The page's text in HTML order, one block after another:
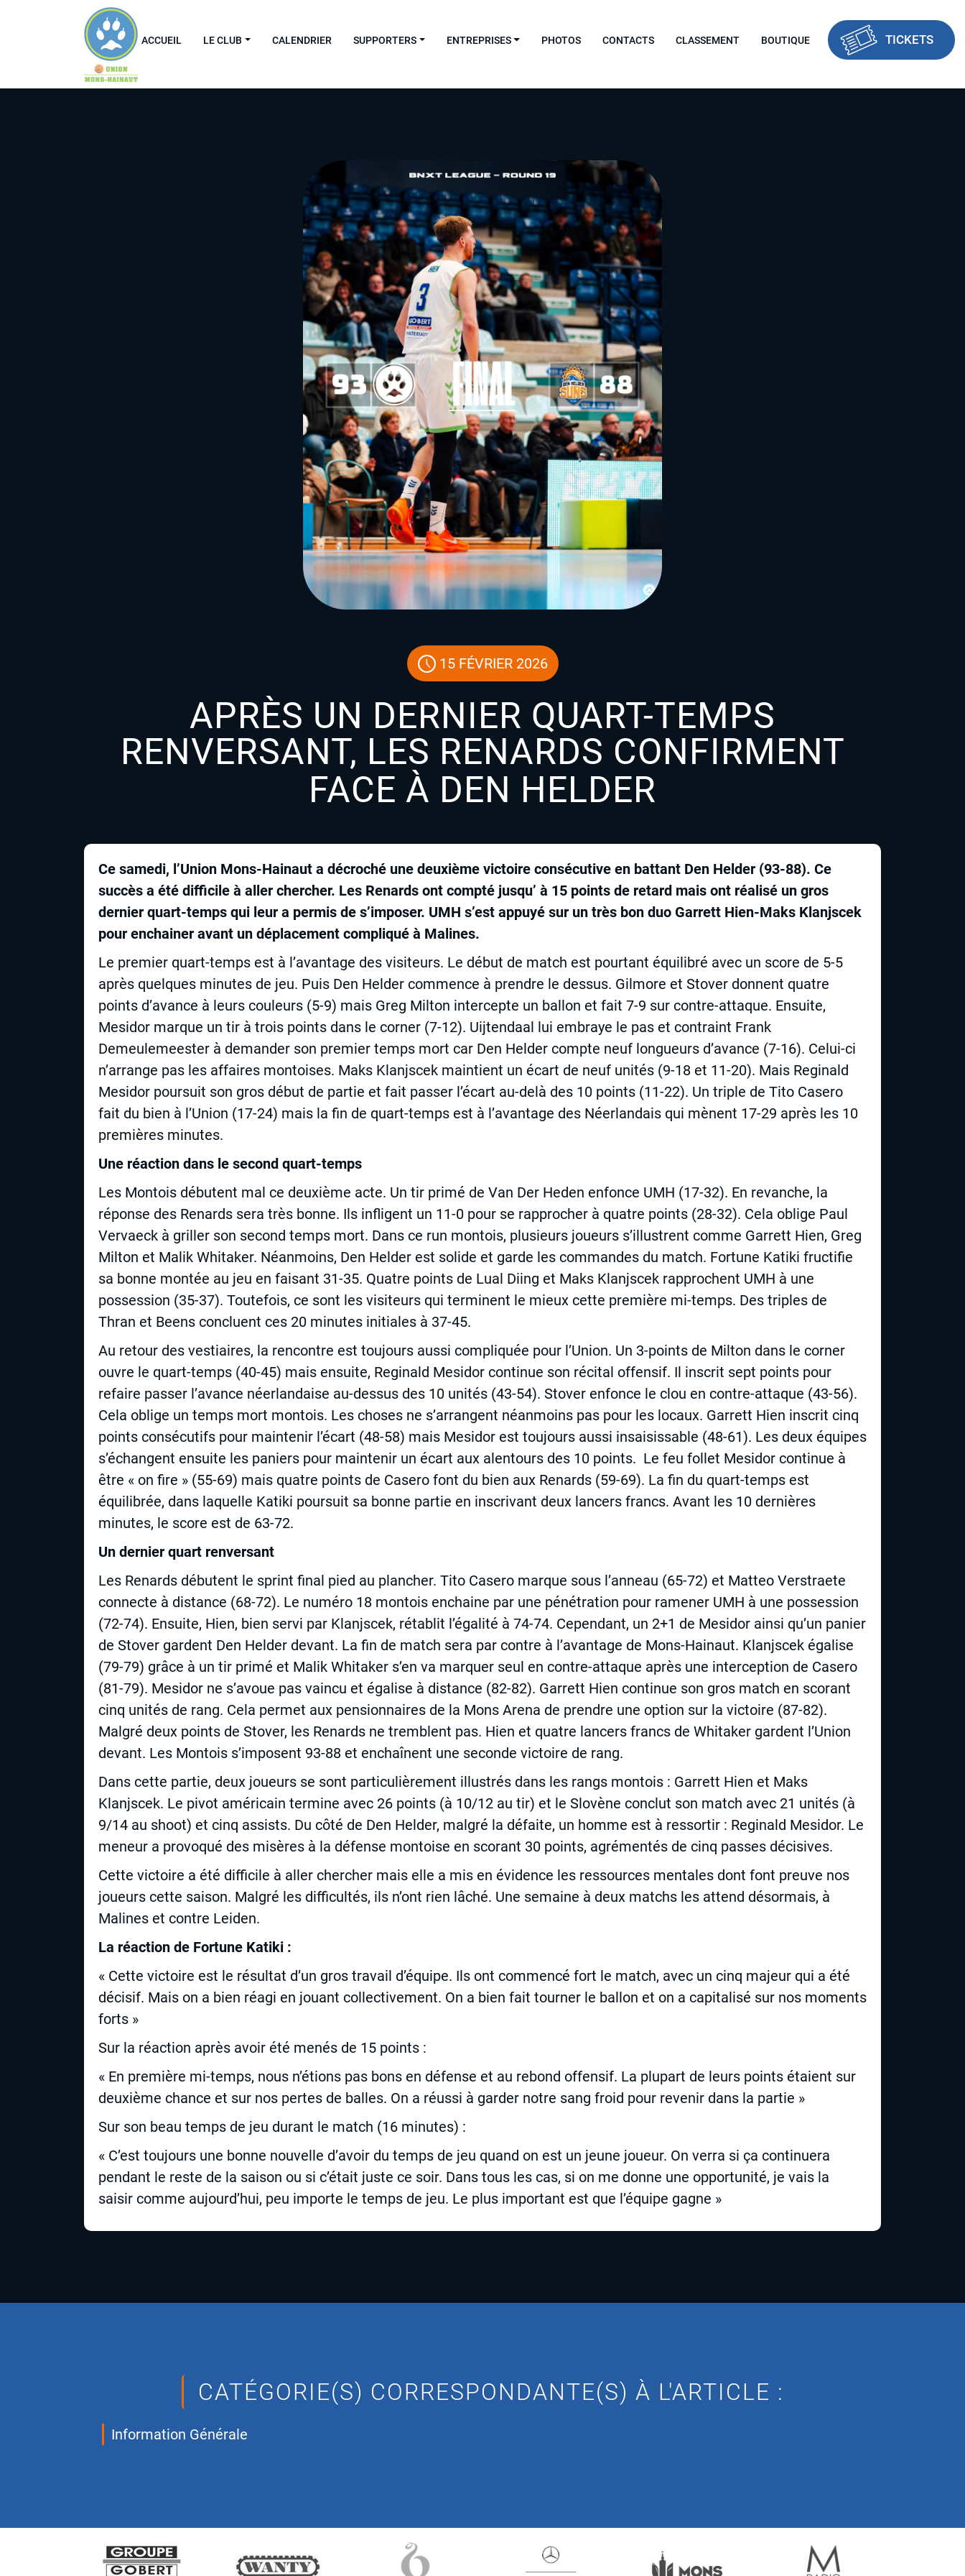
ACCUEIL LE CLUB CALENDRIER SUPPORTERS ENTREPRISES PHOTOS CONTACTS CLASSEMENT BOUTIQUE TICKETS
15 FÉVRIER 2026
APRÈS UN DERNIER QUART-TEMPS
RENVERSANT, LES RENARDS CONFIRMENT
FACE À DEN HELDER
Ce samedi, l’Union Mons-Hainaut a décroché une deuxième victoire consécutive en battant Den Helder (93-88). Ce
succès a été difficile à aller chercher. Les Renards ont compté jusqu’ à 15 points de retard mais ont réalisé un gros
dernier quart-temps qui leur a permis de s’imposer. UMH s’est appuyé sur un très bon duo Garrett Hien-Maks Klanjscek
pour enchainer avant un déplacement compliqué à Malines.
Le premier quart-temps est à l’avantage des visiteurs. Le début de match est pourtant équilibré avec un score de 5-5
après quelques minutes de jeu. Puis Den Helder commence à prendre le dessus. Gilmore et Stover donnent quatre
points d’avance à leurs couleurs (5-9) mais Greg Milton intercepte un ballon et fait 7-9 sur contre-attaque. Ensuite,
Mesidor marque un tir à trois points dans le corner (7-12). Uijtendaal lui embraye le pas et contraint Frank
Demeulemeester à demander son premier temps mort car Den Helder compte neuf longueurs d’avance (7-16). Celui-ci
n’arrange pas les affaires montoises. Maks Klanjscek maintient un écart de neuf unités (9-18 et 11-20). Mais Reginald
Mesidor poursuit son gros début de partie et fait passer l’écart au-delà des 10 points (11-22). Un triple de Tito Casero
fait du bien à l’Union (17-24) mais la fin de quart-temps est à l’avantage des Néerlandais qui mènent 17-29 après les 10
premières minutes.
Une réaction dans le second quart-temps
Les Montois débutent mal ce deuxième acte. Un tir primé de Van Der Heden enfonce UMH (17-32). En revanche, la
réponse des Renards sera très bonne. Ils infligent un 11-0 pour se rapprocher à quatre points (28-32). Cela oblige Paul
Vervaeck à griller son second temps mort. Dans ce run montois, plusieurs joueurs s’illustrent comme Garrett Hien, Greg
Milton et Malik Whitaker. Néanmoins, Den Helder est solide et garde les commandes du match. Fortune Katiki fructifie
sa bonne montée au jeu en faisant 31-35. Quatre points de Lual Diing et Maks Klanjscek rapprochent UMH à une
possession (35-37). Toutefois, ce sont les visiteurs qui terminent le mieux cette première mi-temps. Des triples de
Thran et Beens concluent ces 20 minutes initiales à 37-45.
Au retour des vestiaires, la rencontre est toujours aussi compliquée pour l’Union. Un 3-points de Milton dans le corner
ouvre le quart-temps (40-45) mais ensuite, Reginald Mesidor continue son récital offensif. Il inscrit sept points pour
refaire passer l’avance néerlandaise au-dessus des 10 unités (43-54). Stover enfonce le clou en contre-attaque (43-56).
Cela oblige un temps mort montois. Les choses ne s’arrangent néanmoins pas pour les locaux. Garrett Hien inscrit cinq
points consécutifs pour maintenir l’écart (48-58) mais Mesidor est toujours aussi insaisissable (48-61). Les deux équipes
s’échangent ensuite les paniers pour maintenir un écart aux alentours des 10 points. Le feu follet Mesidor continue à
être « on fire » (55-69) mais quatre points de Casero font du bien aux Renards (59-69). La fin du quart-temps est
équilibrée, dans laquelle Katiki poursuit sa bonne partie en inscrivant deux lancers francs. Avant les 10 dernières
minutes, le score est de 63-72.
Un dernier quart renversant
Les Renards débutent le sprint final pied au plancher. Tito Casero marque sous l’anneau (65-72) et Matteo Verstraete
connecte à distance (68-72). Le numéro 18 montois enchaine par une pénétration pour ramener UMH à une possession
(72-74). Ensuite, Hien, bien servi par Klanjscek, rétablit l’égalité à 74-74. Cependant, un 2+1 de Mesidor ainsi qu’un panier
de Stover gardent Den Helder devant. La fin de match sera par contre à l’avantage de Mons-Hainaut. Klanjscek égalise
(79-79) grâce à un tir primé et Malik Whitaker s’en va marquer seul en contre-attaque après une interception de Casero
(81-79). Mesidor ne s’avoue pas vaincu et égalise à distance (82-82). Garrett Hien continue son gros match en scorant
cinq unités de rang. Cela permet aux pensionnaires de la Mons Arena de prendre une option sur la victoire (87-82).
Malgré deux points de Stover, les Renards ne tremblent pas. Hien et quatre lancers francs de Whitaker gardent l’Union
devant. Les Montois s’imposent 93-88 et enchaînent une seconde victoire de rang.
Dans cette partie, deux joueurs se sont particulièrement illustrés dans les rangs montois : Garrett Hien et Maks
Klanjscek. Le pivot américain termine avec 26 points (à 10/12 au tir) et le Slovène conclut son match avec 21 unités (à
9/14 au shoot) et cinq assists. Du côté de Den Helder, malgré la défaite, un homme est à ressortir : Reginald Mesidor. Le
meneur a provoqué des misères à la défense montoise en scorant 30 points, agrémentés de cinq passes décisives.
Cette victoire a été difficile à aller chercher mais elle a mis en évidence les ressources mentales dont font preuve nos
joueurs cette saison. Malgré les difficultés, ils n’ont rien lâché. Une semaine à deux matchs les attend désormais, à
Malines et contre Leiden.
La réaction de Fortune Katiki :
« Cette victoire est le résultat d’un gros travail d’équipe. Ils ont commencé fort le match, avec un cinq majeur qui a été
décisif. Mais on a bien réagi en jouant collectivement. On a bien fait tourner le ballon et on a capitalisé sur nos moments
forts »
Sur la réaction après avoir été menés de 15 points :
« En première mi-temps, nous n’étions pas bons en défense et au rebond offensif. La plupart de leurs points étaient sur
deuxième chance et sur nos pertes de balles. On a réussi à garder notre sang froid pour revenir dans la partie »
Sur son beau temps de jeu durant le match (16 minutes) :
« C’est toujours une bonne nouvelle d’avoir du temps de jeu quand on est un jeune joueur. On verra si ça continuera
pendant le reste de la saison ou si c’était juste ce soir. Dans tous les cas, si on me donne une opportunité, je vais la
saisir comme aujourd’hui, peu importe le temps de jeu. Le plus important est que l’équipe gagne »
CATÉGORIE(S) CORRESPONDANTE(S) À L'ARTICLE :
Information Générale